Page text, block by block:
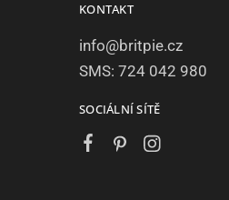
KONTAKT
info@britpie.cz
SMS: 724 042 980
SOCIÁLNÍ SÍTĚ